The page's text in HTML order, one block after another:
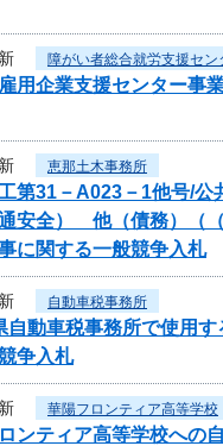
障がい者総合就労支援セン
用企業支援センター事
恵那土木事務所
工第31－A023－1他号/
安全） 他（債務）（
に関する一般競争入札
自動車税事務所
自動車税事務所で使用す
争入札
華陽フロンティア高等学校
ンティア高等学校への